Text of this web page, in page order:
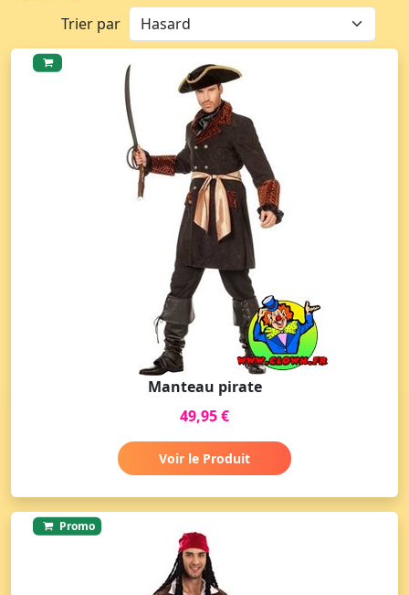
Trier par
Manteau pirate
49,95 €
Voir le Produit
Promo